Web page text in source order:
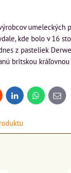
umeleckých
kde bolo v 16
z pasteliek
britskou
LinkedInWhatsApp
E-
mail